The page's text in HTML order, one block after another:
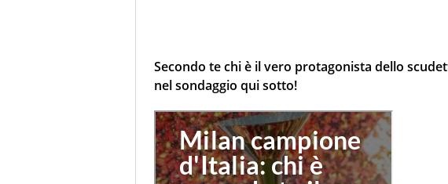
Secondo te chi è il vero protagonista dello
nel sondaggio qui sotto!